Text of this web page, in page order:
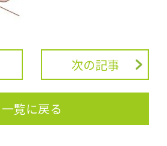
次の記事
一覧に戻る